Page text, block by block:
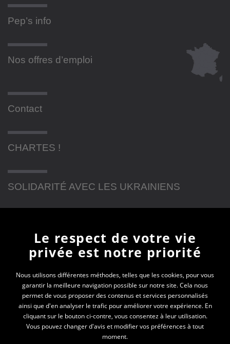
Pep’s info
Nos offres d’emploi
Contact
CHARTES !
SOLIDARITÉ AVEC LES UKRAINIENS
Newsletter
En vous inscrivant à la newsletter, vous recevrez
toutes les actualités des PEP 74
Votre e-mail*
Le respect de votre vie
privée est notre priorité
Nous utilisons différentes méthodes, telles que les cookies, pour vous
garantir la meilleure navigation possible sur notre site. Cela nous
permet de vous proposer des contenus et services personnalisés
ainsi que d'en analyser le trafic pour améliorer votre expérience. En
cliquant sur le bouton ci-contre, vous consentez à leur utilisation.
Vous pouvez changer d'avis et modifier vos préférences à tout
moment.